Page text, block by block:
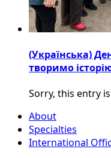
(Українська)
творимо
Sorry, this entry
About
Specialties
International